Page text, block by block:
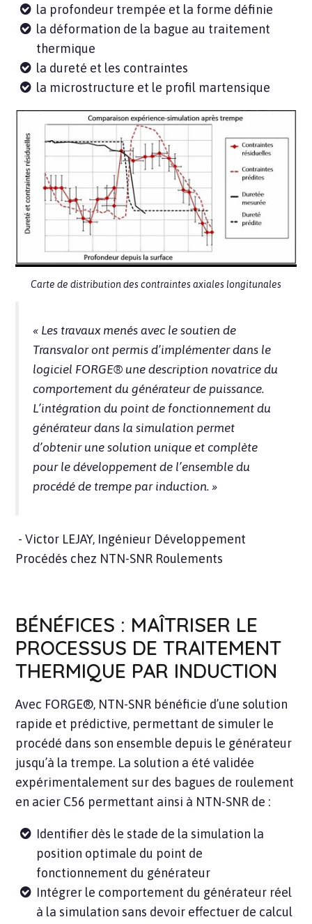
la profondeur trempée et la forme définie
la déformation de la bague au traitement
thermique
la dureté et les contraintes
la microstructure et le profil martensique
Carte de distribution des contraintes axiales longitunales
« Les travaux menés avec le soutien de
Transvalor ont permis d’implémenter dans le
logiciel FORGE® une description novatrice du
comportement du générateur de puissance.
L’intégration du point de fonctionnement du
générateur dans la simulation permet
d’obtenir une solution unique et complète
pour le développement de l’ensemble du
procédé de trempe par induction. »
- Victor LEJAY, Ingénieur Développement
Procédés chez NTN-SNR Roulements
BÉNÉFICES : MAÎTRISER LE
PROCESSUS DE TRAITEMENT
THERMIQUE PAR INDUCTION
Avec FORGE®, NTN-SNR bénéficie d’une solution
rapide et prédictive, permettant de simuler le
procédé dans son ensemble depuis le générateur
jusqu’à la trempe. La solution a été validée
expérimentalement sur des bagues de roulement
en acier C56 permettant ainsi à NTN-SNR de :
Identifier dès le stade de la simulation la
position optimale du point de
fonctionnement du générateur
Intégrer le comportement du générateur réel
à la simulation sans devoir effectuer de calcul